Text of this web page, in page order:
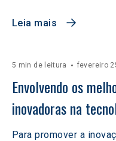
Leia mais
5 min de leitura fevereiro
Envolvendo os
inovadoras na
Para promover a